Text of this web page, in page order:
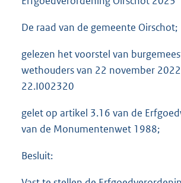
De raad van de gemeente Oirschot;
gelezen het voorstel van
wethouders van 22 november
22.I002320
gelet op artikel 3.16 van de
van de Monumentenwet 1988;
Besluit: